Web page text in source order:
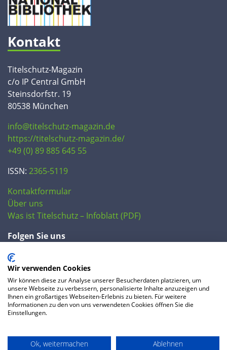
Kontakt
Titelschutz-Magazin
c/o IP Central GmbH
Steinsdorfstr. 19
80538 München
info@titelschutz-magazin.de
https://titelschutz-magazin.de/
+49 (0) 89 885 645 55
ISSN: 2365-5119
Kontaktformular
Über uns
Was ist Titelschutz – Infoblatt (PDF)
Folgen Sie uns
FAQ
Datenschutzerklärung AGB Preise
Wir verwenden Cookies
Wir können diese zur Analyse unserer Besucherdaten platzieren, um
unsere Webseite zu verbessern, personalisierte Inhalte anzuzeigen und
Ihnen ein großartiges Webseiten-Erlebnis zu bieten. Für weitere
Informationen zu den von uns verwendeten Cookies öffnen Sie die
Einstellungen.
Ok, weitermachen Ablehnen